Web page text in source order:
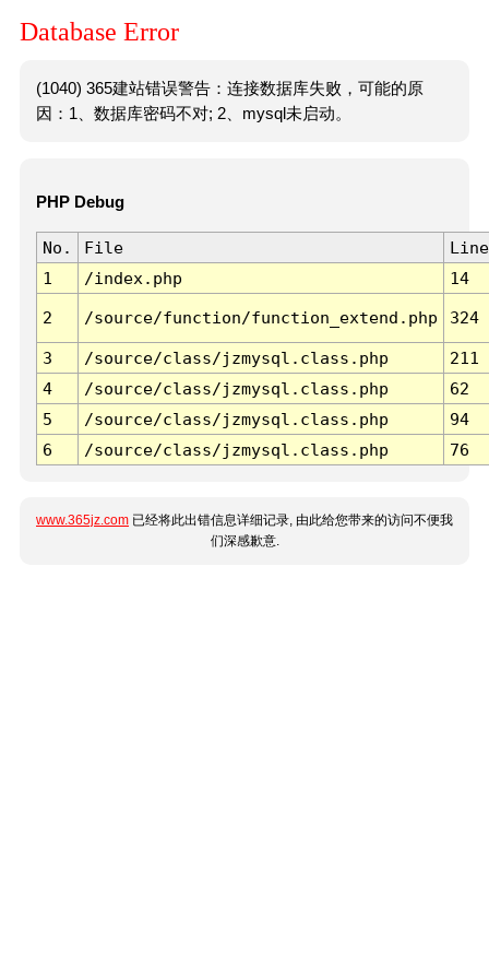
Database Error
(1040) 365建站错误警告：连接数据库失败，可能的原
因：1、数据库密码不对; 2、mysql未启动。
PHP Debug
No. File
Line
1
/index.php 14
2 /source/function/function_extend.php 324
3 /source/class/jzmysql.class.php
211
4
/source/class/jzmysql.class.php
62
5
/source/class/jzmysql.class.php
94
6
/source/class/jzmysql.class.php 76
www.365jz.com 已经将此出错信息详细记录, 由此给您带来的访问不便我
们深感歉意.